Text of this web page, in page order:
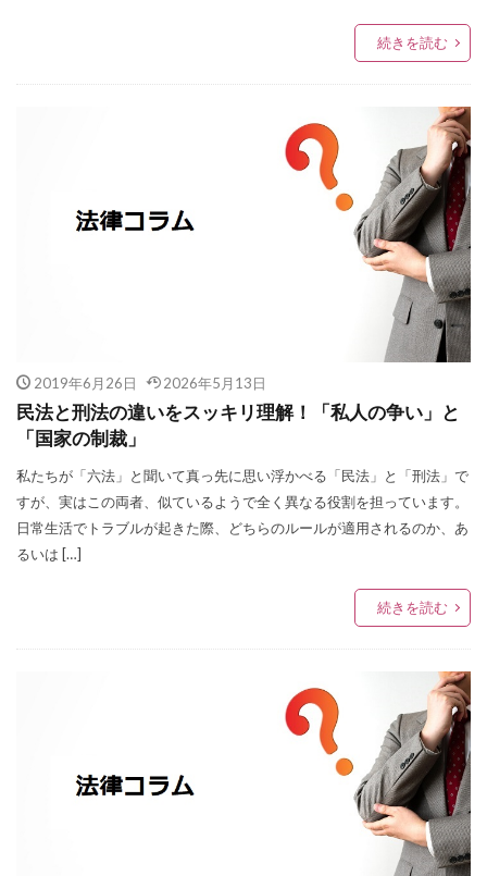
続きを読む
2019年6月26日 2026年5月13日
民法と刑法の違いをスッキリ理解！「私人の争い」と
「国家の制裁」
私たちが「六法」と聞いて真っ先に思い浮かべる「民法」と「刑法」で
すが、実はこの両者、似ているようで全く異なる役割を担っています。
日常生活でトラブルが起きた際、どちらのルールが適用されるのか、あ
るいは […]
続きを読む